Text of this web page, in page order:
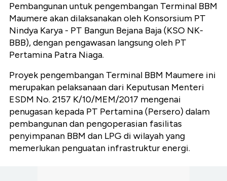
Pembangunan untuk pengembangan Terminal BBM
Maumere akan dilaksanakan oleh Konsorsium PT
Nindya Karya - PT Bangun Bejana Baja (KSO NK-
BBB), dengan pengawasan langsung oleh PT
Pertamina Patra Niaga.
Proyek pengembangan Terminal BBM Maumere ini
merupakan pelaksanaan dari Keputusan Menteri
ESDM No. 2157 K/10/MEM/2017 mengenai
penugasan kepada PT Pertamina (Persero) dalam
pembangunan dan pengoperasian fasilitas
penyimpanan BBM dan LPG di wilayah yang
memerlukan penguatan infrastruktur energi.